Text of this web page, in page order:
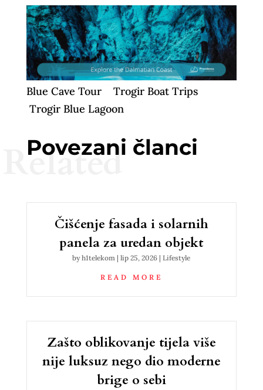
Blue Cave Tour
Trogir Boat Trips
Trogir Blue Lagoon
Povezani članci
Related
Čišćenje fasada i solarnih
panela za uredan objekt
byh1telekom |lip 25, 2026 | Lifestyle
READ MORE
Zašto oblikovanje tijela više
nije luksuz nego dio moderne
brige o sebi